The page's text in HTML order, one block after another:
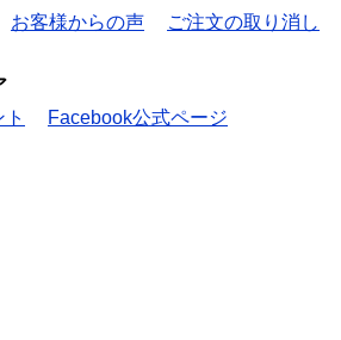
お客様からの声 ご注文の取り消し
Facebook公式ページ